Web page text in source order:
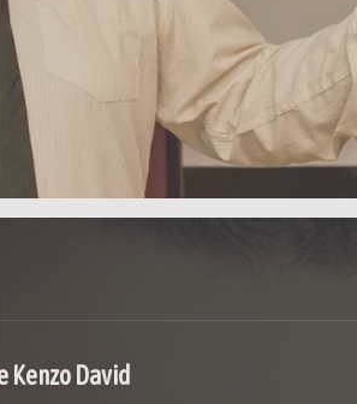
Kenzo David